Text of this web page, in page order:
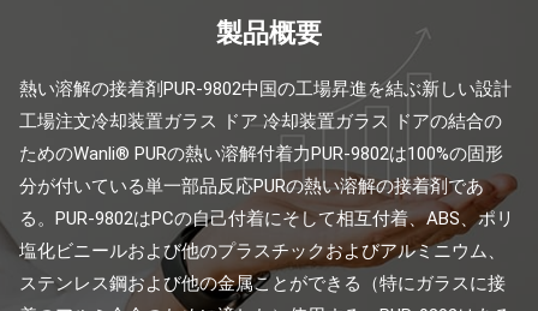
製品概要
熱い溶解の接着剤PUR-9802中国の工場昇進を結ぶ新しい設計
工場注文冷却装置ガラス ドア 冷却装置ガラス ドアの結合の
ためのWanli® PURの熱い溶解付着力PUR-9802は100%の固形
分が付いている単一部品反応PURの熱い溶解の接着剤であ
る。PUR-9802はPCの自己付着にそして相互付着、ABS、ポリ
塩化ビニールおよび他のプラスチックおよびアルミニウム、
ステンレス鋼および他の金属ことができる（特にガラスに接